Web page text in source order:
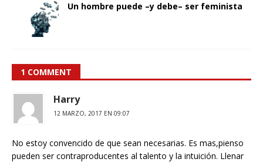
Un hombre puede –y debe– ser feminista
1 COMMENT
Harry
12 MARZO, 2017 EN 09:07
No estoy convencido de que sean necesarias. Es mas,pienso
pueden ser contraproducentes al talento y la intuición. Llenar